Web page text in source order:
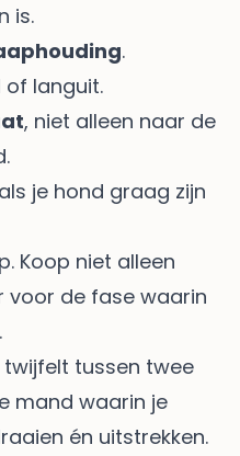
is.
.
languit.
, niet alleen naar de
als je hond graag zijn
Koop niet alleen
voor de fase waarin
twijfelt tussen twee
mand waarin je
én uitstrekken.